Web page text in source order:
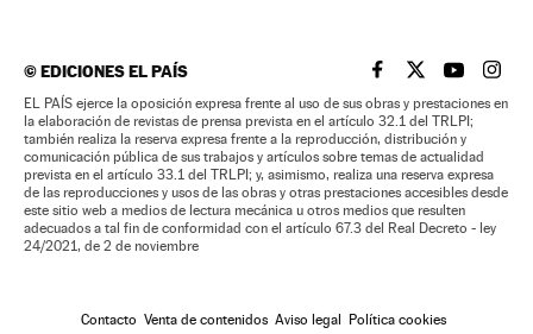
©EDICIONES EL PAÍS EL PAÍS BRASIL EN
EL PAÍSEL PAÍS
EL
EL PAÍS ejerce la oposición expresa frente al uso de sus obras y prestaciones en
la elaboración de revistas de prensa prevista en el artículo 32.1 del TRLPI;
también realiza la reserva expresa frente a la reproducción, distribución y
comunicación pública de sus trabajos y artículos sobre temas de actualidad
prevista en el artículo 33.1 del TRLPI; y, asimismo, realiza una reserva expresa
de las reproducciones y usos de las obras y otras prestaciones accesibles desde
este sitio web a medios de lectura mecánica u otros medios que resulten
adecuados a tal fin de conformidad con el artículo 67.3 del Real Decreto - ley
24/2021, de 2 de noviembre
Contacto Venta de contenidos Aviso legal Política cookies